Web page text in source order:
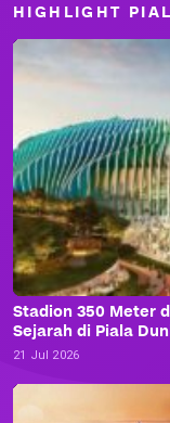
HIGHLIGHT
Stadion 350 Meter
Sejarah di Piala
21 Jul 2026